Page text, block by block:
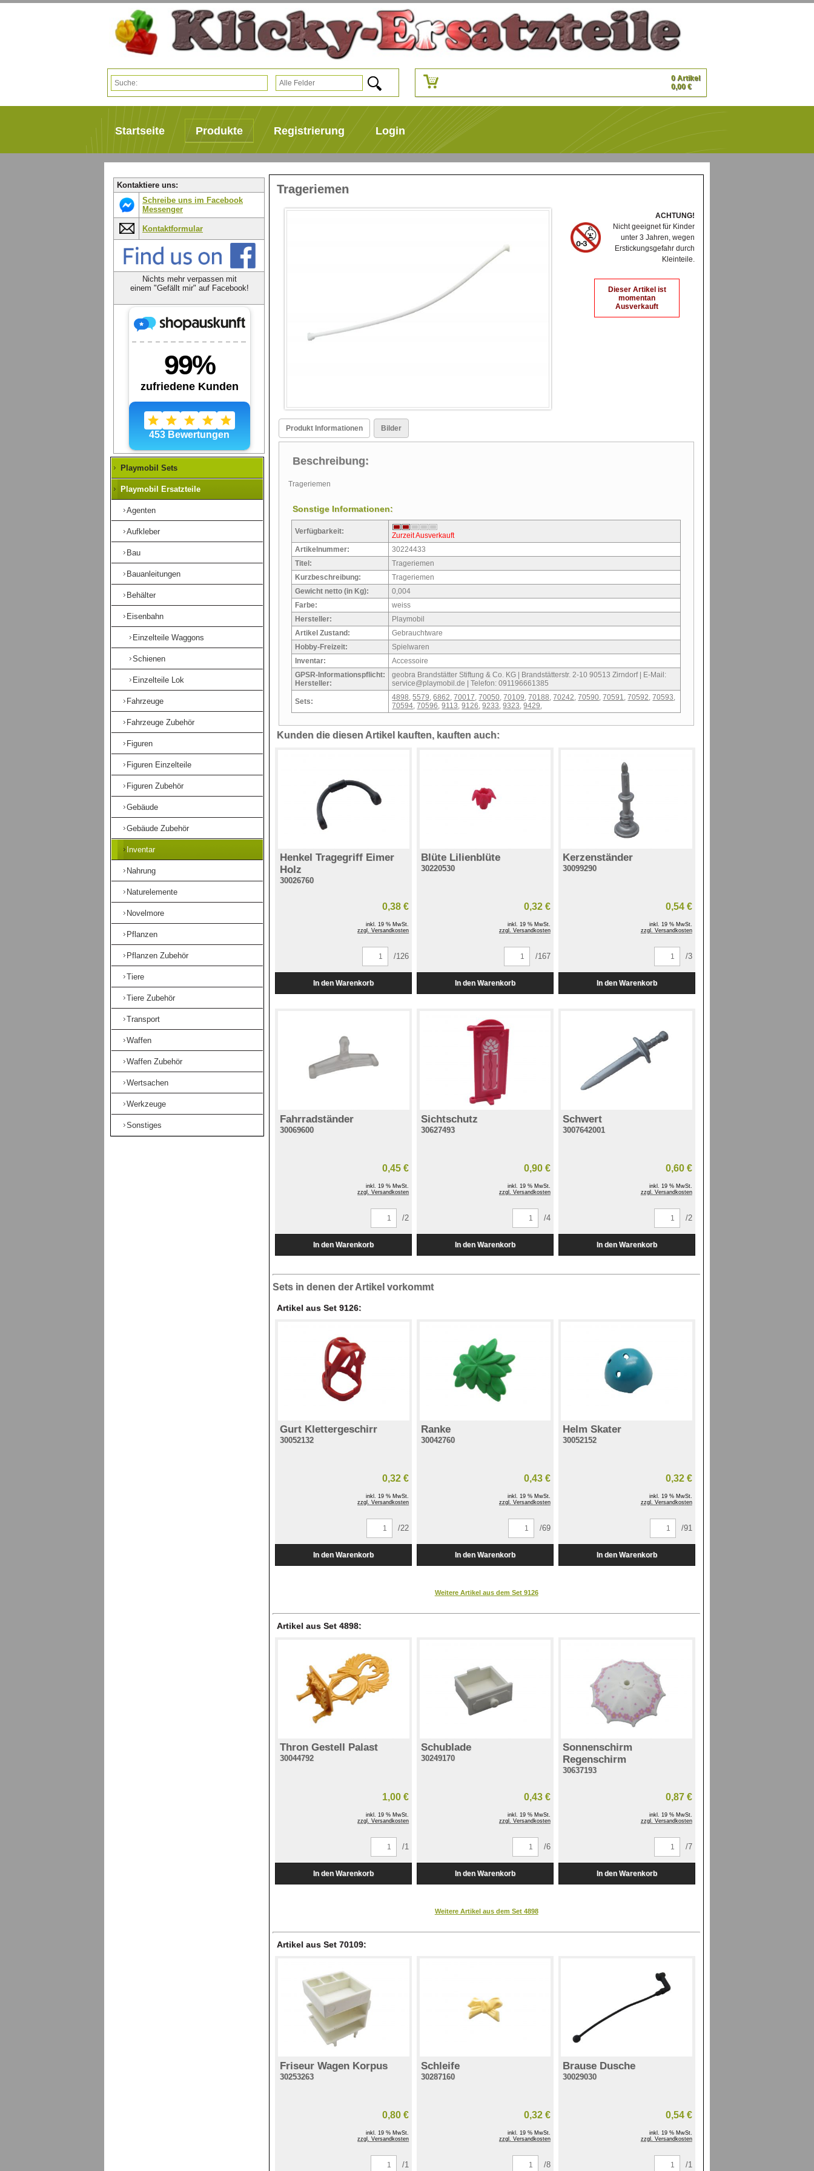
0 Artikel
0,00 €
Startseite Produkte Registrierung Login
Trageriemen
ACHTUNG!
Nicht geeignet für Kinder
unter 3 Jahren, wegen
Erstickungsgefahr durch
Kleinteile.
Dieser Artikel ist
momentan
Ausverkauft
Produkt Informationen Bilder
Beschreibung:
Trageriemen
Sonstige Informationen:
Verfügbarkeit:
Zurzeit Ausverkauft
Artikelnummer:
30224433
Titel:
Trageriemen
Kurzbeschreibung:
Trageriemen
Gewicht netto (in Kg):
0,004
Farbe:
weiss
Hersteller:
Playmobil
Artikel Zustand:
Gebrauchtware
Hobby-Freizeit:
Spielwaren
Inventar:
Accessoire
GPSR-Informationspflicht:
Hersteller:
geobra Brandstätter Stiftung & Co. KG | Brandstätterstr. 2-10 90513 Zirndorf | E-Mail:
service@playmobil.de | Telefon: 091196661385
Sets: 4898,5579,6862,70017,70050,70109,70188,70242,70590,70591,70592,70593,
70594,70596,9113,9126,9233,9323,9429,
Kunden die diesen Artikel kauften, kauften auch:
Henkel Tragegriff Eimer
Holz
30026760
0,38 €
inkl. 19 % MwSt.
zzgl. Versandkosten
/126
Blüte Lilienblüte
30220530
0,32 €
inkl. 19 % MwSt.
zzgl. Versandkosten
/167
Kerzenständer
30099290
0,54 €
inkl. 19 % MwSt.
zzgl. Versandkosten
/3
Fahrradständer
30069600
0,45 €
inkl. 19 % MwSt.
zzgl. Versandkosten
/2
Sichtschutz
30627493
0,90 €
inkl. 19 % MwSt.
zzgl. Versandkosten
/4
Schwert
3007642001
0,60 €
inkl. 19 % MwSt.
zzgl. Versandkosten
/2
Sets in denen der Artikel vorkommt
Artikel aus Set 9126:
Gurt Klettergeschirr
30052132
0,32 €
inkl. 19 % MwSt.
zzgl. Versandkosten
/22
Ranke
30042760
0,43 €
inkl. 19 % MwSt.
zzgl. Versandkosten
/69
Helm Skater
30052152
0,32 €
inkl. 19 % MwSt.
zzgl. Versandkosten
/91
Weitere Artikel aus dem Set 9126
Artikel aus Set 4898:
Thron Gestell Palast
30044792
1,00 €
inkl. 19 % MwSt.
zzgl. Versandkosten
/1
Schublade
30249170
0,43 €
inkl. 19 % MwSt.
zzgl. Versandkosten
/6
Sonnenschirm
Regenschirm
30637193
0,87 €
inkl. 19 % MwSt.
zzgl. Versandkosten
/7
Weitere Artikel aus dem Set 4898
Artikel aus Set 70109:
Friseur Wagen Korpus
30253263
0,80 €
inkl. 19 % MwSt.
zzgl. Versandkosten
/1
Schleife
30287160
0,32 €
inkl. 19 % MwSt.
zzgl. Versandkosten
/8
Brause Dusche
30029030
0,54 €
inkl. 19 % MwSt.
zzgl. Versandkosten
/1
Kontaktiere uns:
Schreibe uns im Facebook
Messenger
Kontaktformular
Nichts mehr verpassen mit
einem "Gefällt mir" auf Facebook!
Playmobil Sets
Playmobil Ersatzteile
Agenten
Aufkleber
Bau
Bauanleitungen
Behälter
Eisenbahn
Einzelteile Waggons
Schienen
Einzelteile Lok
Fahrzeuge
Fahrzeuge Zubehör
Figuren
Figuren Einzelteile
Figuren Zubehör
Gebäude
Gebäude Zubehör
Inventar
Nahrung
Naturelemente
Novelmore
Pflanzen
Pflanzen Zubehör
Tiere
Tiere Zubehör
Transport
Waffen
Waffen Zubehör
Wertsachen
Werkzeuge
Sonstiges